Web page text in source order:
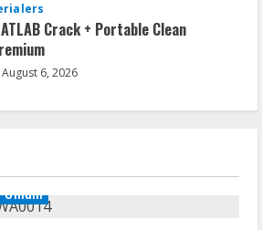
Crack + Portable Clean
August 6, 2026
Umum